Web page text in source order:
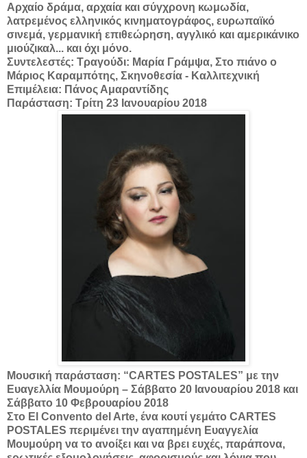
Αρχαίο δράμα, αρχαία και σύγχρονη κωμωδία,
λατρεμένος ελληνικός κινηματογράφος, ευρωπαϊκό
σινεμά, γερμανική επιθεώρηση, αγγλικό και αμερικάνικο
μιούζικαλ... και όχι μόνο.
Συντελεστές: Τραγούδι: Μαρία Γράμψα, Στο πιάνο ο
Μάριος Καραμπότης, Σκηνοθεσία - Καλλιτεχνική
Επιμέλεια: Πάνος Αμαραντίδης
Παράσταση: Τρίτη 23 Ιανουαρίου 2018
Μουσική παράσταση: “CARTES POSTALES” με την
Ευαγελλία Μουμούρη – Σάββατο 20 Ιανουαρίου 2018 και
Σάββατο 10 Φεβρουαρίου 2018
Στο El Convento del Arte, ένα κουτί γεμάτο CARTES
POSTALES περιμένει την αγαπημένη Ευαγγελία
Μουμούρη να το ανοίξει και να βρει ευχές, παράπονα,